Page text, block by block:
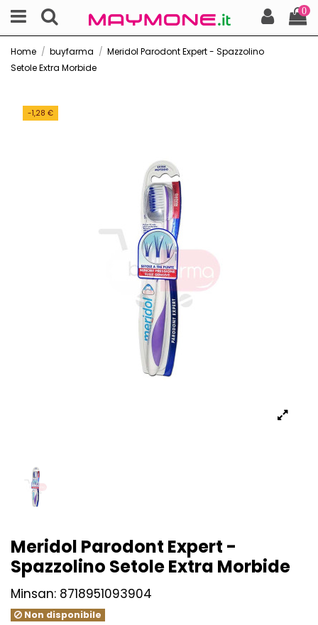
0
Home buyfarma
Meridol Parodont Expert - Spazzolino
Setole Extra Morbide
-1,28 €
Meridol Parodont Expert -
Spazzolino Setole Extra Morbide
Minsan: 8718951093904
Non disponibile